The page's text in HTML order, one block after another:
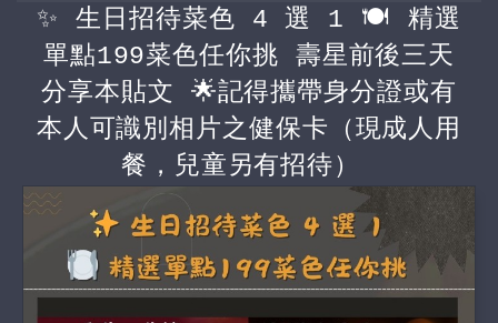
✨ 生日招待菜色 4 選 1 🍽️ 精選
單點199菜色任你挑 壽星前後三天
分享本貼文 🌟記得攜帶身分證或有
本人可識別相片之健保卡（現成人用
餐，兒童另有招待）